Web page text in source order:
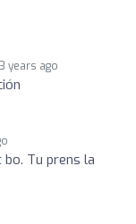
3 years ago
Tu prens la